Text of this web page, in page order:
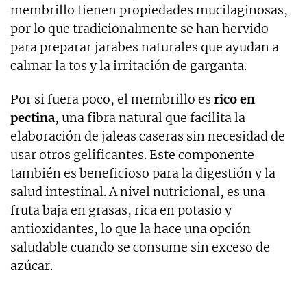
membrillo tienen propiedades mucilaginosas,
por lo que tradicionalmente se han hervido
para preparar jarabes naturales que ayudan a
calmar la tos y la irritación de garganta.
Por si fuera poco, el membrillo es rico en
pectina, una fibra natural que facilita la
elaboración de jaleas caseras sin necesidad de
usar otros gelificantes. Este componente
también es beneficioso para la digestión y la
salud intestinal. A nivel nutricional, es una
fruta baja en grasas, rica en potasio y
antioxidantes, lo que la hace una opción
saludable cuando se consume sin exceso de
azúcar.